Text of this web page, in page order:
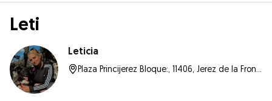
Leti
Leticia